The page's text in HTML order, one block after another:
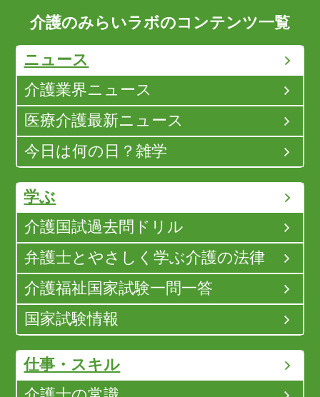
介護のみらいラボのコンテンツ一覧
ニュース
介護業界ニュース
医療介護最新ニュース
今日は何の日？雑学
学ぶ
介護国試過去問ドリル
弁護士とやさしく学ぶ介護の法律
介護福祉国家試験一問一答
国家試験情報
仕事・スキル